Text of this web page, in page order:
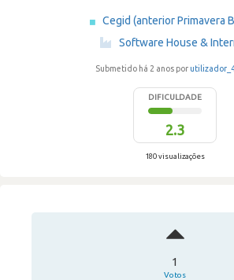
Cegid (anterior Primavera
Software House &
Submetido há 2 anos por
DIFICULDADE
2.3
180 visualizações
1
Votos